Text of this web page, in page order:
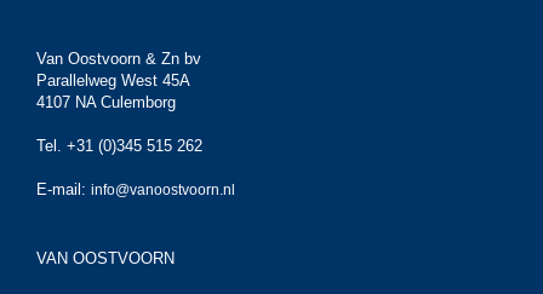
Van Oostvoorn & Zn bv
Parallelweg West 45A
4107 NA Culemborg
Tel. +31 (0)345 515 262
E-mail: info@vanoostvoorn.nl
VAN OOSTVOORN